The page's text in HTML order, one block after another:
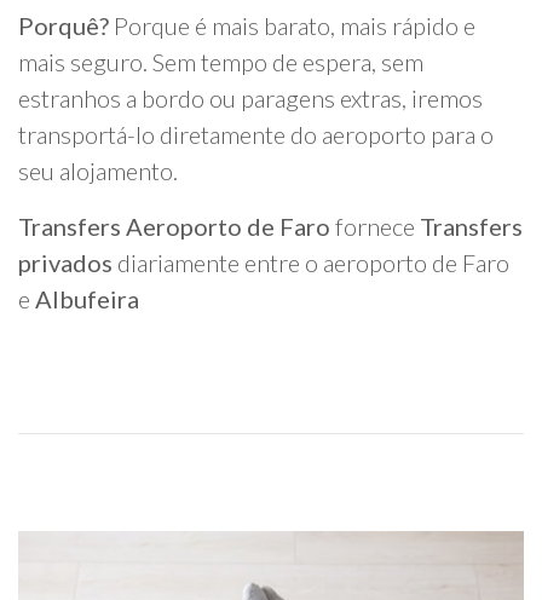
Porquê? Porque é mais barato, mais rápido e
mais seguro. Sem tempo de espera, sem
estranhos a bordo ou paragens extras, iremos
transportá-lo diretamente do aeroporto para o
seu alojamento.
Transfers Aeroporto de Faro fornece Transfers
privados diariamente entre o aeroporto de Faro
e Albufeira